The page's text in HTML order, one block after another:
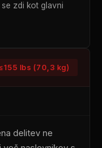
zdi kot glavni
lbs (70,3 kg)
delitev ne